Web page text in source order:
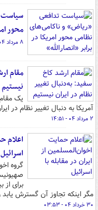
سیاست
محور
۸ مرداد ۰۴ - ۰۶:۴۲
مقام
نیستیم
یک
آمریکا به دنبال تغییر نظام در
۲ مرداد ۰۴ - ۱۴:۵۱
اعلام
اسرائیل
گروه
برای
مگر اینکه تجاوز آن گسترش
۳۰ خرداد ۰۴ - ۰۳:۵۳